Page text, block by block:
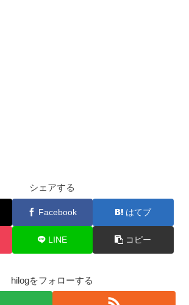
シェアする
Facebook はてブ
LINE コピー
hilogをフォローする